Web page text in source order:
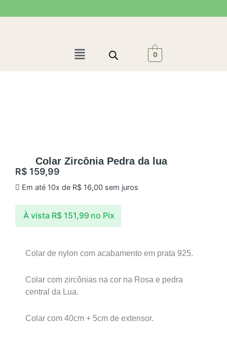
para
Menu 0
Colar Zircônia Pedra da lua
R$ 159,99
Em até 10x de R$16,00sem juros
À vista R$151,99 no Pix
Colar de nylon com acabamento em prata 925.
Colar com zircônias na cor na Rosa e pedra
central da Lua.
Colar com 40cm + 5cm de extensor.